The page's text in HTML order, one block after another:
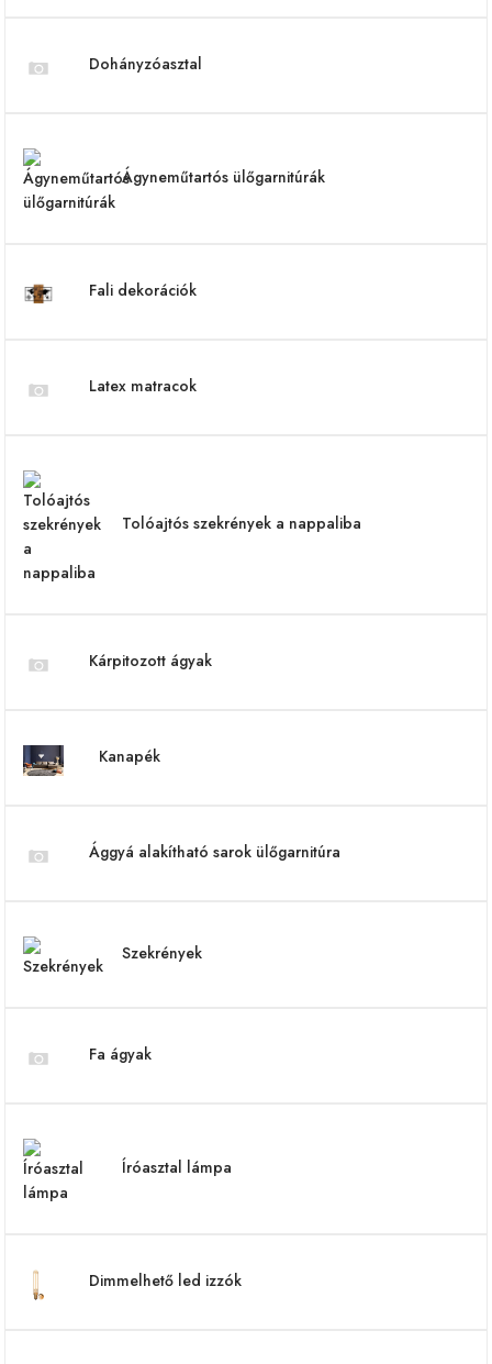
Dohányzóasztal
Ágyneműtartós ülőgarnitúrák
Fali dekorációk
Latex matracok
Tolóajtós szekrények a nappaliba
Kárpitozott ágyak
Kanapék
Ággyá alakítható sarok ülőgarnitúra
Szekrények
Fa ágyak
Íróasztal lámpa
Dimmelhető led izzók